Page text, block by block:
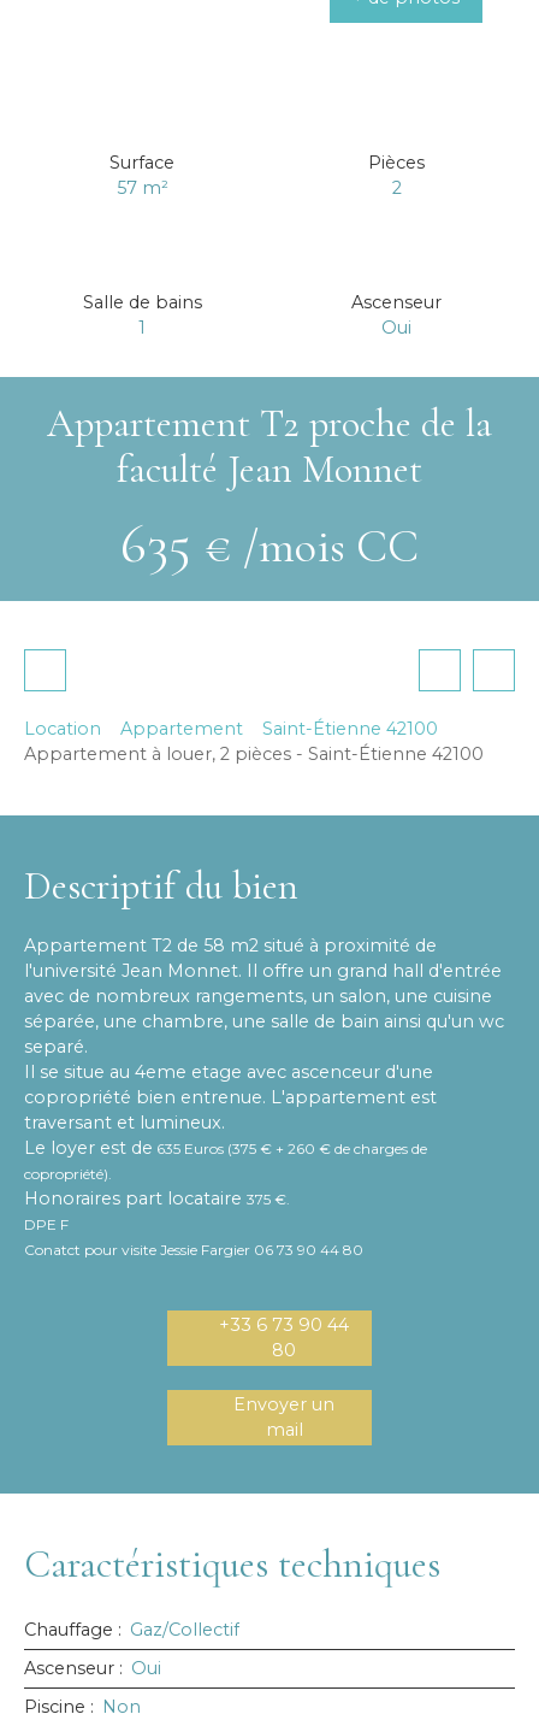
Surface
57 m²
Pièces
2
Salle de bains
1
Ascenseur
Oui
Appartement T2 proche de la
faculté Jean Monnet
635 € /mois CC
Location Appartement
Saint-Étienne 42100
Appartement à louer, 2 pièces - Saint-Étienne 42100
Descriptif du bien
Appartement T2 de 58 m2 situé à proximité de
l'université Jean Monnet. Il offre un grand hall d'entrée
avec de nombreux rangements, un salon, une cuisine
séparée, une chambre, une salle de bain ainsi qu'un wc
separé.
Il se situe au 4eme etage avec ascenceur d'une
copropriété bien entrenue. L'appartement est
traversant et lumineux.
Le loyer est de 635 Euros (375 € + 260 € de charges de
copropriété).
Honoraires part locataire 375 €.
DPE F
Conatct pour visite Jessie Fargier 06 73 90 44 80
+33 6 73 90 44
80
Envoyer un
mail
Caractéristiques techniques
Chauffage : Gaz/Collectif
Ascenseur : Oui
Piscine : Non